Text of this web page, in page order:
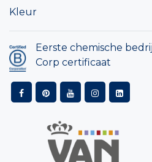
Kleur
Eerste chemische
Corp certificaat